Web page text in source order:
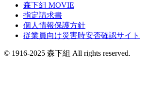
森下組 MOVIE
指定請求書
個人情報保護方針
従業員向け災害時安否確認サイト
© 1916-2025 森下組 All rights reserved.